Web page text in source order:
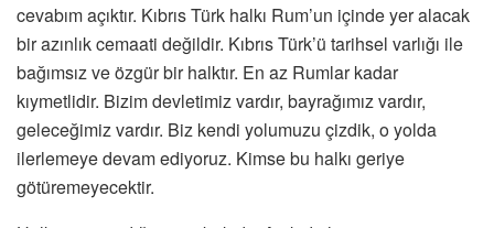
cevabım açıktır. Kıbrıs Türk halkı Rum’un içinde yer alacak
bir azınlık cemaati değildir. Kıbrıs Türk’ü tarihsel varlığı ile
bağımsız ve özgür bir halktır. En az Rumlar kadar
kıymetlidir. Bizim devletimiz vardır, bayrağımız vardır,
geleceğimiz vardır. Biz kendi yolumuzu çizdik, o yolda
ilerlemeye devam ediyoruz. Kimse bu halkı geriye
götüremeyecektir.